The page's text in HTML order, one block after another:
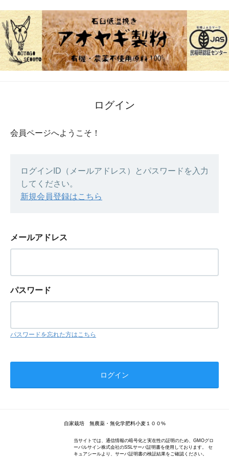
ログイン
会員ページへようこそ！
ログインID（メールアドレス）とパスワードを入力
してください。
新規会員登録はこちら
メールアドレス
パスワード
パスワードを忘れた方はこちら
自家栽培 無農薬・無化学肥料小麦１００%
当サイトでは、通信情報の暗号化と実在性の証明のため、GMOグロ
ーバルサイン株式会社のSSLサーバ証明書を使用しております。 セ
キュアシールより、サーバ証明書の検証結果をご確認ください。